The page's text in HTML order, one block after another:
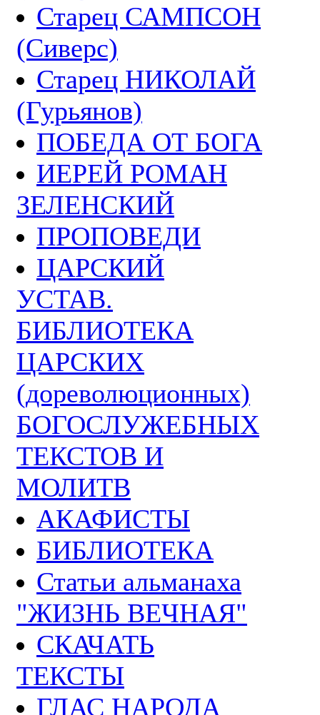
Старец САМПСОН
(Сиверс)
Старец НИКОЛАЙ
(Гурьянов)
ПОБЕДА ОТ БОГА
ИЕРЕЙ РОМАН
ЗЕЛЕНСКИЙ
ПРОПОВЕДИ
ЦАРСКИЙ
УСТАВ.
БИБЛИОТЕКА
ЦАРСКИХ
(дореволюционных)
БОГОСЛУЖЕБНЫХ
ТЕКСТОВ И
МОЛИТВ
АКАФИСТЫ
БИБЛИОТЕКА
Статьи альманаха
"ЖИЗНЬ ВЕЧНАЯ"
СКАЧАТЬ
ТЕКСТЫ
ГЛАС НАРОДА